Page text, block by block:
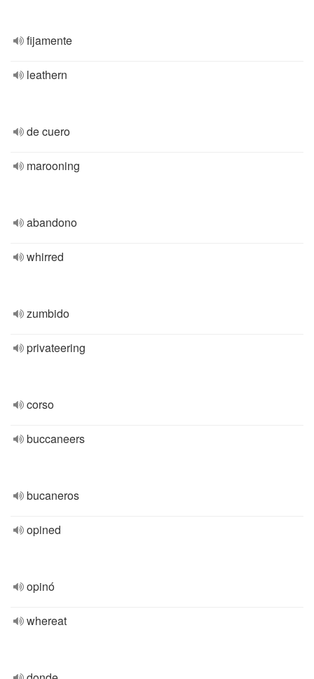
fijamente
leathern
de cuero
marooning
abandono
whirred
zumbido
privateering
corso
buccaneers
bucaneros
opined
opinó
whereat